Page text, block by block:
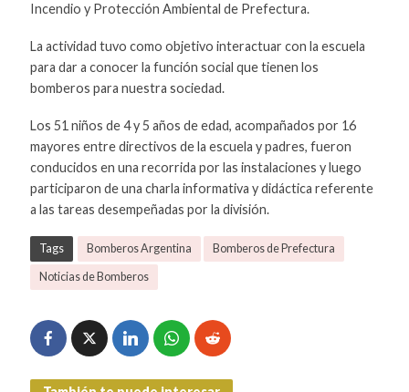
Incendio y Protección Ambiental de Prefectura.
La actividad tuvo como objetivo interactuar con la escuela
para dar a conocer la función social que tienen los
bomberos para nuestra sociedad.
Los 51 niños de 4 y 5 años de edad, acompañados por 16
mayores entre directivos de la escuela y padres, fueron
conducidos en una recorrida por las instalaciones y luego
participaron de una charla informativa y didáctica referente
a las tareas desempeñadas por la división.
Tags Bomberos Argentina Bomberos de Prefectura
Noticias de Bomberos